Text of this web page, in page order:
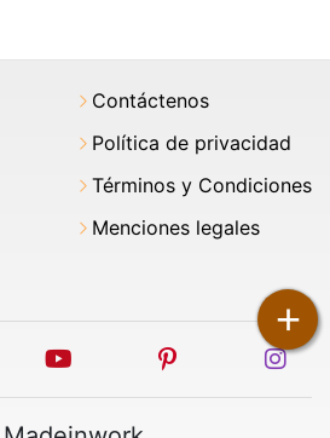
+
Contáctenos
Política de privacidad
Términos y Condiciones
Menciones legales
youtube pinterest